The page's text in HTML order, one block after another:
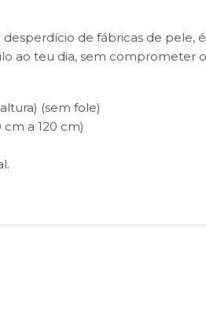
de fábricas de pele,
ao teu dia, sem comprometer
(sem fole)
a 120 cm)